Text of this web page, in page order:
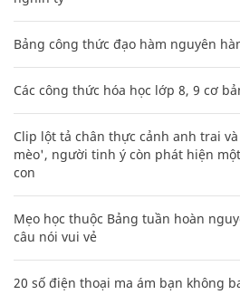
Bảng công thức đạo hàm nguyên
Các công thức hóa học lớp 8, 9 cơ
Clip lột tả chân thực cảnh anh trai
mèo', người tinh ý còn phát hiện
con
Mẹo học thuộc Bảng tuần hoàn
câu nói vui vẻ
20 số điện thoại ma ám bạn không